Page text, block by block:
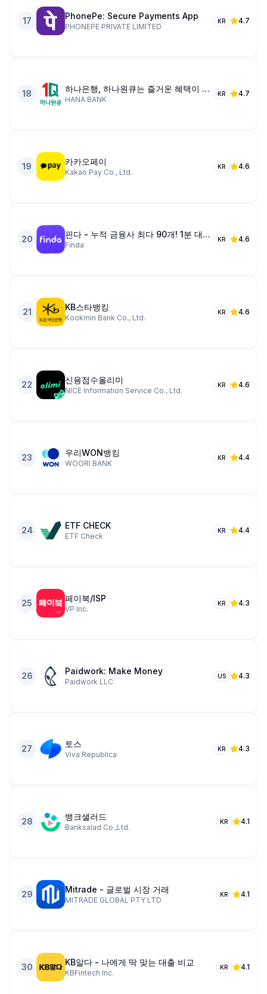
17 PhonePe: Secure Payments App
PHONEPE PRIVATE LIMITED
KR 4.7
18 하나은행, 하나원큐는 즐거운 혜택이 가득한 은행 앱
HANA BANK
KR 4.7
19 카카오페이
Kakao Pay Co., Ltd.
KR 4.6
20 핀다 - 누적 금융사 최다 90개! 1분 대출비교
Finda
KR 4.6
21 KB스타뱅킹
Kookmin Bank Co., Ltd.
KR 4.6
22 신용점수올리미
NICE Information Service Co., Ltd.
KR 4.6
23 우리WON뱅킹
WOORI BANK
KR 4.4
24 ETF CHECK
ETF Check
KR 4.4
25 페이북/ISP
VP Inc.
KR 4.3
26 Paidwork: Make Money
Paidwork LLC
US 4.3
27 토스
Viva Republica
KR 4.3
28 뱅크샐러드
Banksalad Co.,Ltd.
KR 4.1
29 Mitrade - 글로벌 시장 거래
MITRADE GLOBAL PTY LTD
KR 4.1
30 KB알다 - 나에게 딱 맞는 대출 비교
KBFintech Inc.
KR 4.1